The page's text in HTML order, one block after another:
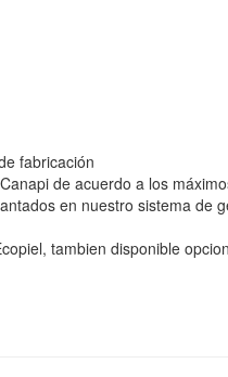
fabricación
de acuerdo a los
en nuestro sistema de
tambien disponible